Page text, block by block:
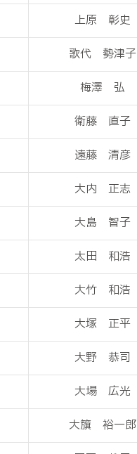
上原 彰史
歌代 勢津子
梅澤 弘
衛藤 直子
遠藤 清彦
大内 正志
大島 智子
太田 和浩
大竹 和浩
大塚 正平
大野 恭司
大場 広光
大籏 裕一郎